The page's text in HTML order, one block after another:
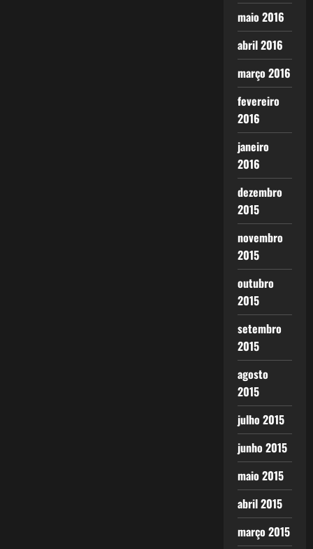
maio 2016
abril 2016
março 2016
fevereiro
2016
janeiro
2016
dezembro
2015
novembro
2015
outubro
2015
setembro
2015
agosto
2015
julho 2015
junho 2015
maio 2015
abril 2015
março 2015